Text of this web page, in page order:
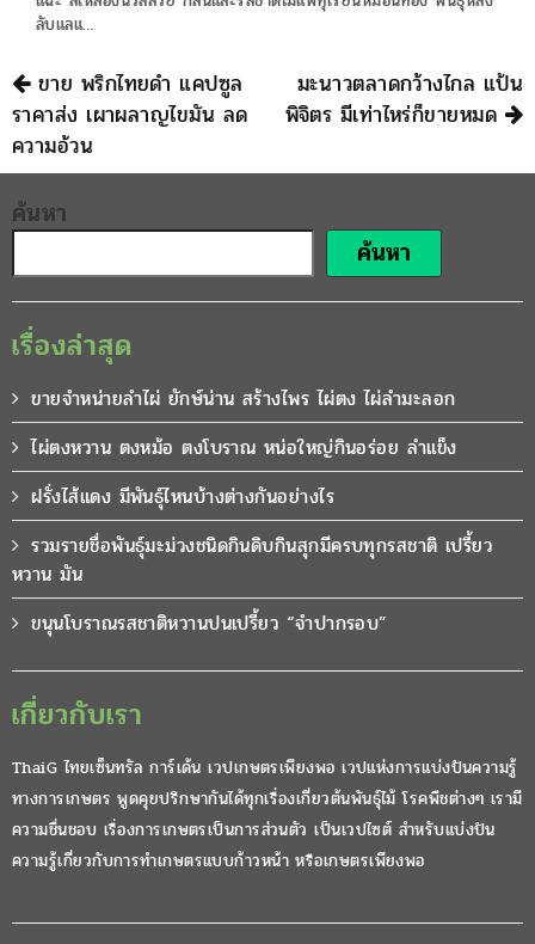
ลับแลแ…
นำทาง
ขาย พริกไทยดำ แคปซูล
ราคาส่ง เผาผลาญไขมัน ลด
ความอ้วน
มะนาวตลาดกว้างไกล แป้น
พิจิตร มีเท่าไหร่ก็ขายหมด
ค้นหา
ค้นหา
เรื่องล่าสุด
ขายจำหน่ายลำไผ่ ยักษ์น่าน สร้างไพร ไผ่ตง ไผ่ลำมะลอก
ไผ่ตงหวาน ตงหม้อ ตงโบราณ หน่อใหญ่กินอร่อย ลำแข็ง
ฝรั่งไส้แดง มีพันธุ์ไหนบ้างต่างกันอย่างไร
รวมรายชื่อพันธุ์มะม่วงชนิดกินดิบกินสุกมีครบทุกรสชาติ เปรี้ยว
หวาน มัน
ขนุนโบราณรสชาติหวานปนเปรี้ยว “จำปากรอบ”
เกี่ยวกับเรา
ThaiG ไทยเซ็นทรัล การ์เด้น เวปเกษตรเพียงพอ เวปแห่งการแบ่งปันความรู้
ทางการเกษตร พูดคุยปรึกษากันได้ทุกเรื่องเกี่ยวต้นพันธุ์ไม้ โรคพืชต่างๆ เรามี
ความชื่นชอบ เรื่องการเกษตรเป็นการส่วนตัว เป็นเวปไซต์ สำหรับแบ่งปัน
ความรู้เกี่ยวกับการทำเกษตรแบบก้าวหน้า หรือเกษตรเพียงพอ